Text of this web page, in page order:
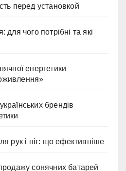
перед установкой
для чого потрібні та які
енергетики
брендів
рук і ніг: що ефективніше
сонячних батарей